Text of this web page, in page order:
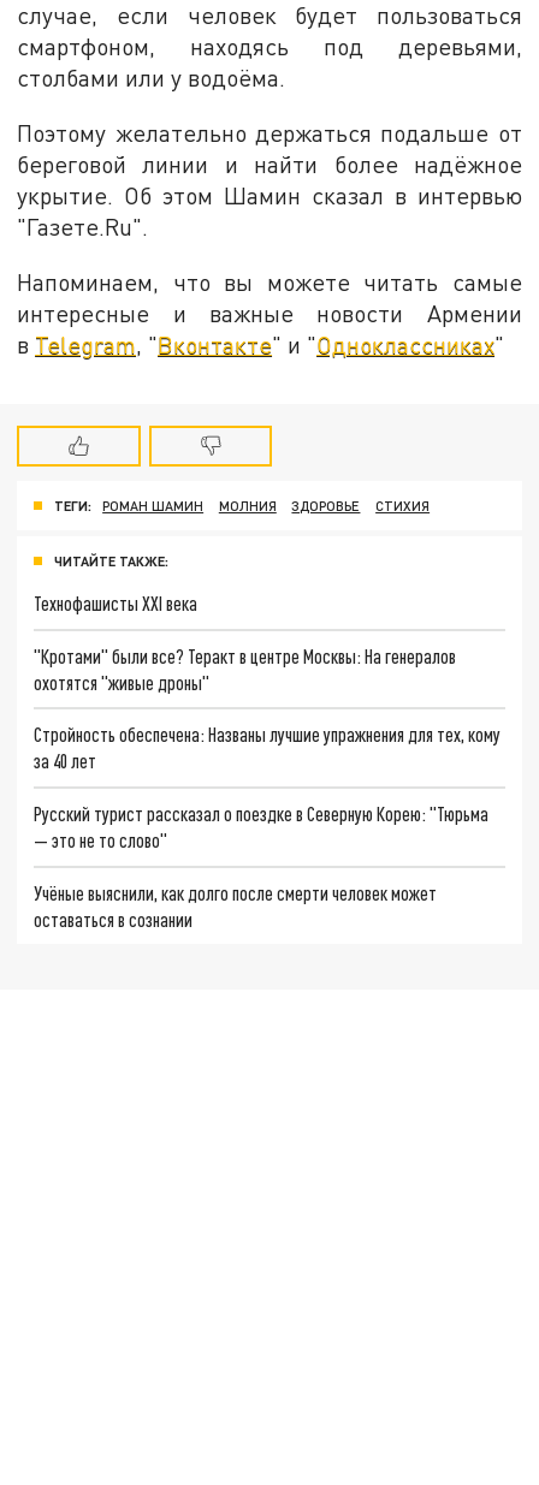
случае, если человек будет пользоваться
смартфоном, находясь под деревьями,
столбами или у водоёма.
Поэтому желательно держаться подальше от
береговой линии и найти более надёжное
укрытие. Об этом Шамин сказал в интервью
"Газете.Ru".
Напоминаем, что вы можете читать самые
интересные и важные новости Армении
в Telegram , "Вконтакте" и "Одноклассниках"
ТЕГИ: РОМАН ШАМИН МОЛНИЯ ЗДОРОВЬЕ СТИХИЯ
ЧИТАЙТЕ ТАКЖЕ:
Технофашисты XXI века
"Кротами" были все? Теракт в центре Москвы: На генералов
охотятся "живые дроны"
Стройность обеспечена: Названы лучшие упражнения для тех, кому
за 40 лет
Русский турист рассказал о поездке в Северную Корею: "Тюрьма
— это не то слово"
Учёные выяснили, как долго после смерти человек может
оставаться в сознании